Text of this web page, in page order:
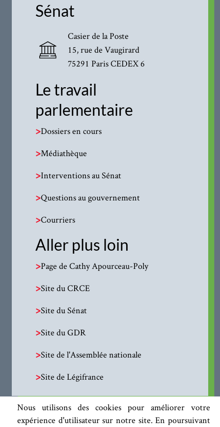
Nous utilisons des cookies pour améliorer votre
expérience d'utilisateur sur notre site. En poursuivant
Sénat
Casier de la Poste
15, rue de Vaugirard
75291 Paris CEDEX 6
Le travail
parlementaire
>Dossiers en cours
>Médiathèque
>Interventions au Sénat
>Questions au gouvernement
>Courriers
Aller plus loin
>Page de Cathy Apourceau-Poly
>Site du CRCE
>Site du Sénat
>Site du GDR
>Site de l'Assemblée nationale
>Site de Légifrance